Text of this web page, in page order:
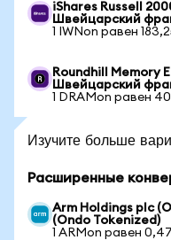
iShares Russell
Швейцарский
1 IWNon равен
Roundhill Memory
Швейцарский
1 DRAMon равен
Изучите больше
Расширенные
Arm Holdings plc
(Ondo Tokenized)
1 ARMon равен